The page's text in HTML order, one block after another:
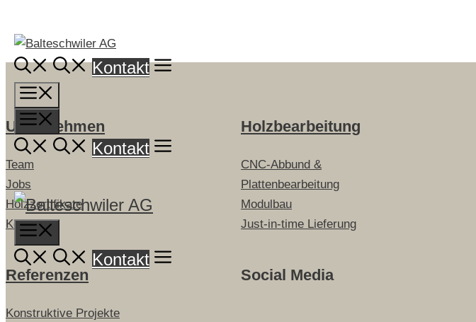
zum
Inhalt
Kontakt
Menü
Kontakt
Kontakt
Unternehmen
Team
Jobs
Holzzertifikate
Kontakt
Holzbearbeitung
CNC-Abbund &
Plattenbearbeitung
Modulbau
Just-in-time Lieferung
Referenzen
Konstruktive Projekte
Social Media